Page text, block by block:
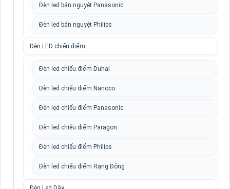
Đèn led bán nguyệt Panasonic
Đèn led bán nguyệt Philips
Đèn LED chiếu điểm
Đèn led chiếu điểm Duhal
Đèn led chiếu điểm Nanoco
Đèn led chiếu điểm Panasonic
Đèn led chiếu điểm Paragon
Đèn led chiếu điểm Philips
Đèn led chiếu điểm Rạng Đông